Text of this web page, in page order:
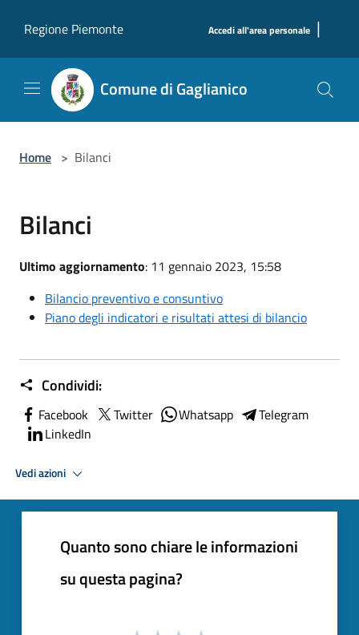
Regione Piemonte
Accedi all'area personale |
Comune di Gaglianico
Home > Bilanci
Bilanci
Ultimo aggiornamento: 11 gennaio 2023, 15:58
Bilancio preventivo e consuntivo
Piano degli indicatori e risultati attesi di bilancio
Condividi:
Facebook Twitter Whatsapp
Telegram
LinkedIn
Vedi azioni
Quanto sono chiare le informazioni
su questa pagina?